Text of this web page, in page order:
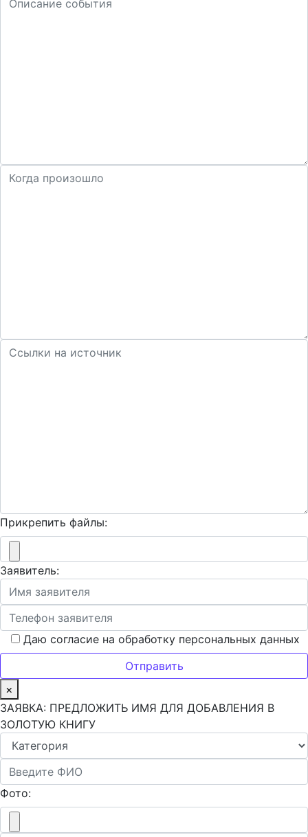
Прикрепить файлы:
Заявитель:
Даю согласие на обработку персональных данных
×
ЗАЯВКА: ПРЕДЛОЖИТЬ ИМЯ ДЛЯ ДОБАВЛЕНИЯ В
ЗОЛОТУЮ КНИГУ
Фото: